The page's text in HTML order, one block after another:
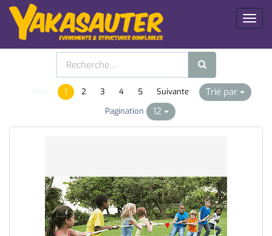
Toggle
1 2 3 4 5 Suivante Trié par
Pagination 12